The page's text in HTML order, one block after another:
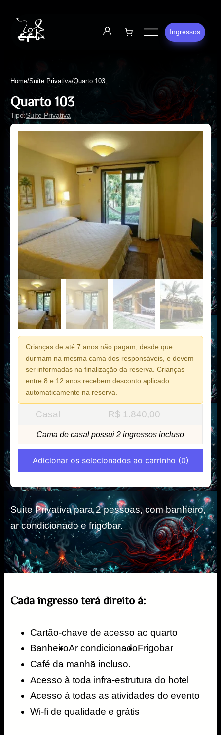
Ingressos
Home/Suíte Privativa/Quarto 103
Quarto 103
Tipo:Suíte Privativa
Crianças de até 7 anos não pagam, desde que
durmam na mesma cama dos responsáveis, e devem
ser informadas na finalização da reserva. Crianças
entre 8 e 12 anos recebem desconto aplicado
automaticamente na reserva.
Casal R$ 1.840,00
Cama de casal possui 2 ingressos incluso
Adicionar os selecionados ao carrinho (0)
Suíte Privativa para 2 pessoas, com banheiro,
ar condicionado e frigobar.
Cada ingresso terá direito á:
Cartão-chave de acesso ao quarto​
BanheiroAr condicionado​Frigobar
Café da manhã incluso.​
Acesso à toda infra-estrutura do hotel​
Acesso à todas as atividades do evento​
Wi-fi de qualidade e grátis​